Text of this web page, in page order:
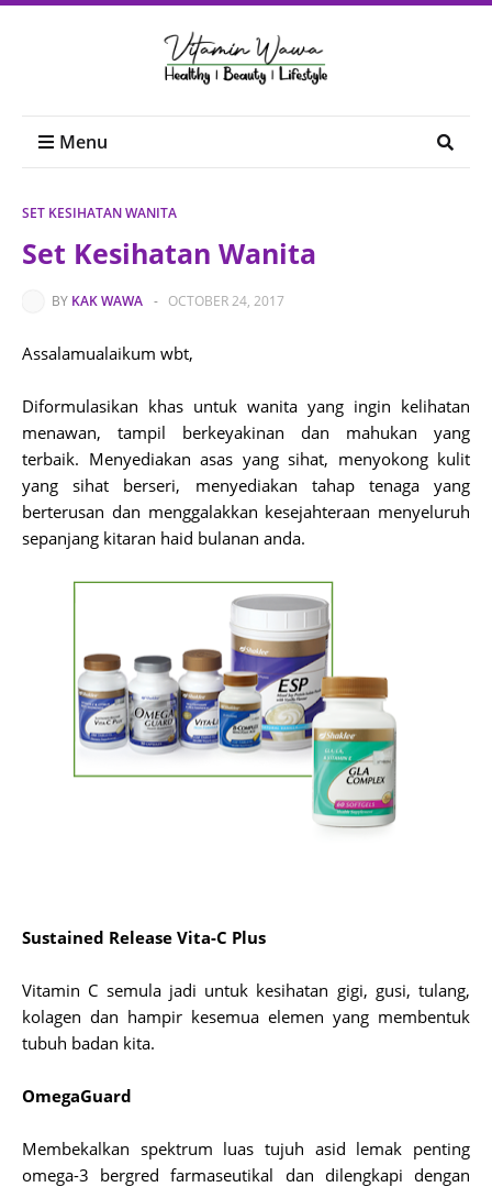
Menu
SET KESIHATAN WANITA
Set Kesihatan Wanita
BY KAK WAWA - OCTOBER 24, 2017
Assalamualaikum wbt,
Diformulasikan khas untuk wanita yang ingin kelihatan
menawan, tampil berkeyakinan dan mahukan yang
terbaik. Menyediakan asas yang sihat, menyokong kulit
yang sihat berseri, menyediakan tahap tenaga yang
berterusan dan menggalakkan kesejahteraan menyeluruh
sepanjang kitaran haid bulanan anda.
Sustained Release Vita-C Plus
Vitamin C semula jadi untuk kesihatan gigi, gusi, tulang,
kolagen dan hampir kesemua elemen yang membentuk
tubuh badan kita.
OmegaGuard
Membekalkan spektrum luas tujuh asid lemak penting
omega-3 bergred farmaseutikal dan dilengkapi dengan